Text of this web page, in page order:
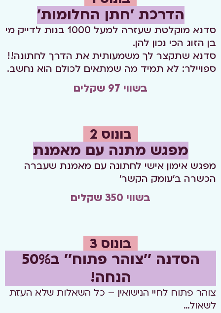
הדרכת 'חתן החלומות'
סדנא מוקלטת שעזרה למעל 1000 בנות לדייק מי
בן הזוג הכי נכון להן.
סדנא שתקצר לך משמעותית את הדרך לחתונה!!
ספויילר: לא תמיד מה שמתאים לכולם הוא נחשב.
בשווי 97 שקלים
בונוס 2
מפגש מתנה עם מאמנת
מפגש אימון אישי לחתונה עם מאמנת שעברה
הכשרה ב'עומק הקשר'
בשווי 350 שקלים
בונוס 3
הסדנה ''צוהר פתוח'' ב50%
הנחה!
צוהר פתוח לחיי הנישואין – כל השאלות שלא העזת
לשאול…